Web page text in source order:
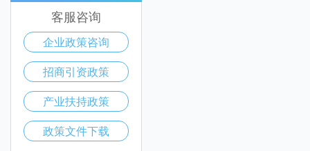
客服咨询
企业政策咨询
招商引资政策
产业扶持政策
政策文件下载